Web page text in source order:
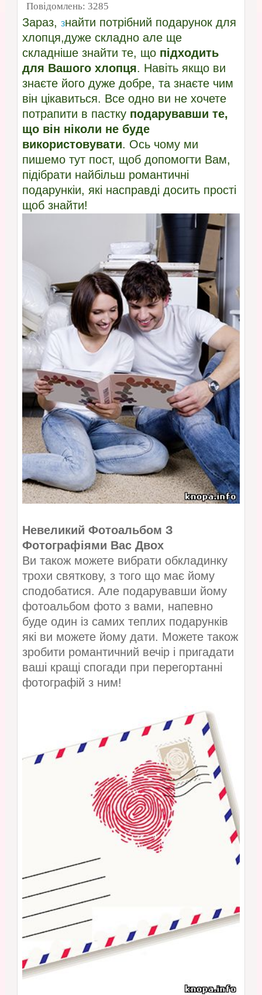
Повідомлень: 3285
Зараз, знайти потрібний подарунок для
хлопця,дуже складно але ще
складніше знайти те, що підходить
для Вашого хлопця. Навіть якщо ви
знаєте його дуже добре, та знаєте чим
він цікавиться. Все одно ви не хочете
потрапити в пастку подарувавши те,
що він ніколи не буде
використовувати. Ось чому ми
пишемо тут пост, щоб допомогти Вам,
підібрати найбільш романтичні
подарункіи, які насправді досить прості
щоб знайти!
Невеликий Фотоальбом З
Фотографіями Вас Двох
Ви також можете вибрати обкладинку
трохи святкову, з того що має йому
сподобатися. Але подарувавши йому
фотоальбом фото з вами, напевно
буде один із самих теплих подарунків
які ви можете йому дати. Можете також
зробити романтичний вечір і пригадати
ваші кращі спогади при перегортанні
фотографій з ним!